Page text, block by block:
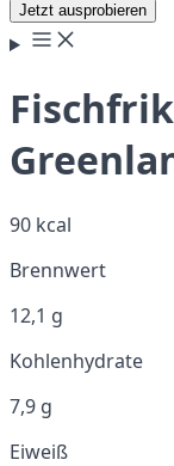
Jetzt ausprobieren
90 kcal
Brennwert
12,1 g
Kohlenhydrate
7,9 g
Eiweiß